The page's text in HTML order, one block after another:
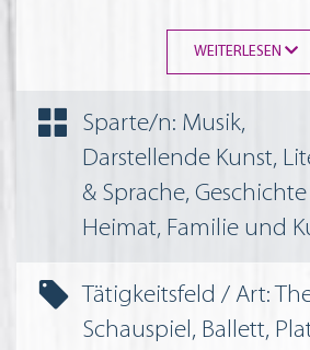
WEITERLESEN
Sparte/n: Musik,
Darstellende Kunst,
& Sprache,
Heimat, Familie und
Tätigkeitsfeld / Art:
Schauspiel, Ballett,